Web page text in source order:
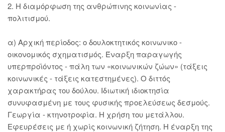
2. Η διαμόρφωση της ανθρώπινης κοινωνίας -
πολιτισμού.
α) Αρχική περίοδος: ο δουλοκτητικός κοινωνικο -
οικονομικός σχηματισμός. Έναρξη παραγωγής
υπερπροϊόντος - πάλη των «κοινωνικών ζώων» (τάξεις
κοινωνικές - τάξεις κατεστημένες). Ο διττός
χαρακτήρας του δούλου. Ιδιωτική ιδιοκτησία
συνυφασμένη με τους φυσικής προελεύσεως δεσμούς.
Γεωργία - κτηνοτροφία. Η χρήση του μετάλλου.
Εφευρέσεις με ή χωρίς κοινωνική ζήτηση. Η έναρξη της